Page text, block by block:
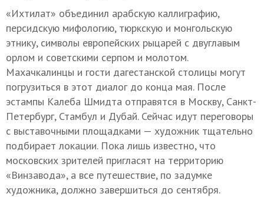
«Ихтилат» объединил арабскую каллиграфию,
персидскую мифологию, тюркскую и монгольскую
этнику, символы европейских рыцарей с двуглавым
орлом и советскими серпом и молотом.
Махачкалинцы и гости дагестанской столицы могут
погрузиться в этот диалог до конца мая. После
эстампы Калеба Шмидта отправятся в Москву, Санкт-
Петербург, Стамбул и Дубай. Сейчас идут переговоры
с выставочными площадками — художник тщательно
подбирает локации. Пока лишь известно, что
московских зрителей пригласят на территорию
«Винзавода», а все путешествие, по задумке
художника, должно завершиться до сентября.